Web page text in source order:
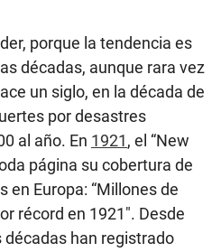
porque la tendencia es
décadas, aunque rara vez
un siglo, en la década de
por desastres
al año. En 1921, el “New
página su cobertura de
en Europa: “Millones de
récord en 1921″. Desde
han registrado